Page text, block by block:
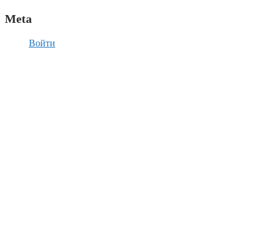
Meta
Войти